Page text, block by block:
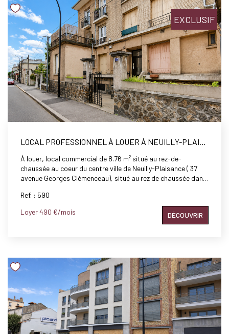
EXCLUSIF
LOCAL PROFESSIONNEL À LOUER À NEUILLY-PLAISANCE - RÉF 590
À louer, local commercial de 8.76 m² situé au rez-de-
chaussée au coeur du centre ville de Neuilly-Plaisance ( 37
avenue Georges Clémenceau), situé au rez de chaussée dans
d'eau. Une salle d'attente, cuisine et WC à usage commun.
Pour plus d'informations, contactez l'agence Moreno 2000
RER.
Ref. : 590
Loyer 490 €/mois
DÉCOUVRIR